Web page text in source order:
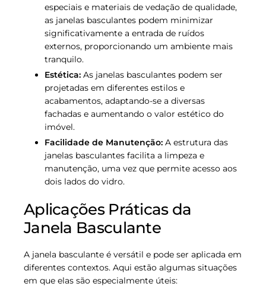
especiais e materiais de vedação de qualidade,
as janelas basculantes podem minimizar
significativamente a entrada de ruídos
externos, proporcionando um ambiente mais
tranquilo.
Estética: As janelas basculantes podem ser
projetadas em diferentes estilos e
acabamentos, adaptando-se a diversas
fachadas e aumentando o valor estético do
imóvel.
Facilidade de Manutenção: A estrutura das
janelas basculantes facilita a limpeza e
manutenção, uma vez que permite acesso aos
dois lados do vidro.
Aplicações Práticas da
Janela Basculante
A janela basculante é versátil e pode ser aplicada em
diferentes contextos. Aqui estão algumas situações
em que elas são especialmente úteis: